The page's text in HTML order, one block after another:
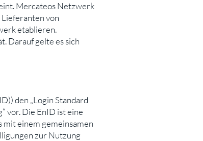
Mercateos Netzwerk
von
etablieren.
Darauf gelte es sich
den „Login Standard
vor. Die EnID ist eine
einem gemeinsamen
zur Nutzung